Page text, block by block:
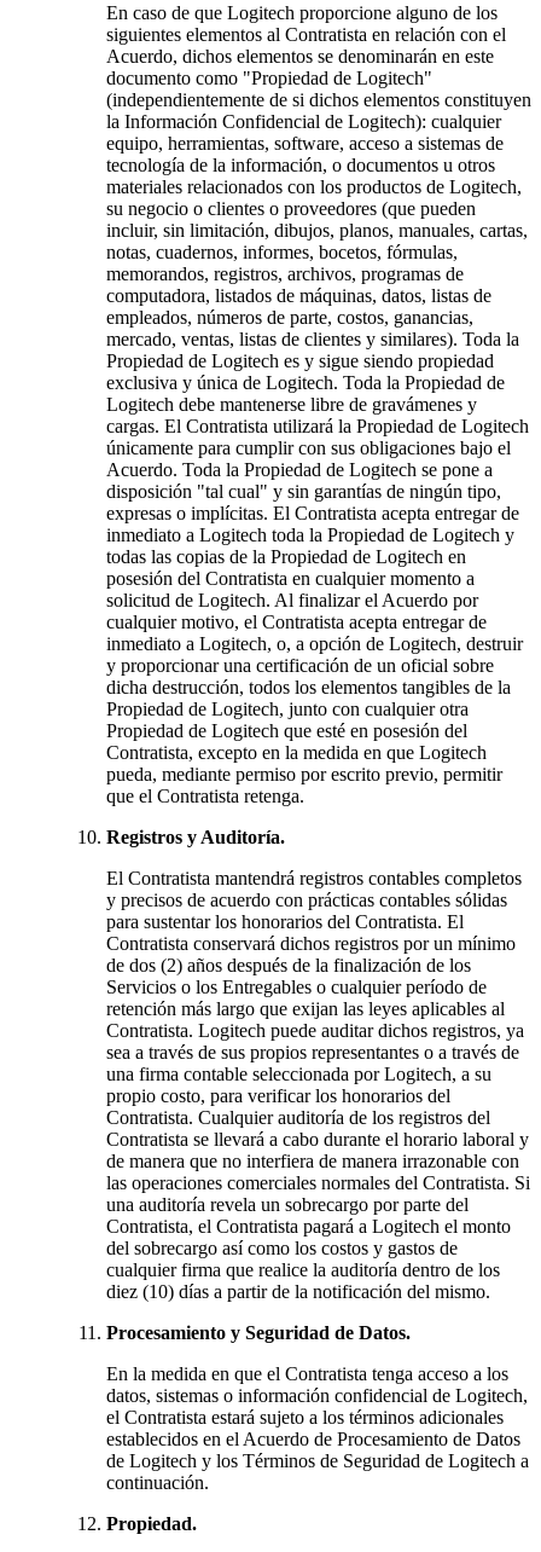
En caso de que Logitech proporcione alguno de los
siguientes elementos al Contratista en relación con el
Acuerdo, dichos elementos se denominarán en este
documento como "Propiedad de Logitech"
(independientemente de si dichos elementos constituyen
la Información Confidencial de Logitech): cualquier
equipo, herramientas, software, acceso a sistemas de
tecnología de la información, o documentos u otros
materiales relacionados con los productos de Logitech,
su negocio o clientes o proveedores (que pueden
incluir, sin limitación, dibujos, planos, manuales, cartas,
notas, cuadernos, informes, bocetos, fórmulas,
memorandos, registros, archivos, programas de
computadora, listados de máquinas, datos, listas de
empleados, números de parte, costos, ganancias,
mercado, ventas, listas de clientes y similares). Toda la
Propiedad de Logitech es y sigue siendo propiedad
exclusiva y única de Logitech. Toda la Propiedad de
Logitech debe mantenerse libre de gravámenes y
cargas. El Contratista utilizará la Propiedad de Logitech
únicamente para cumplir con sus obligaciones bajo el
Acuerdo. Toda la Propiedad de Logitech se pone a
disposición "tal cual" y sin garantías de ningún tipo,
expresas o implícitas. El Contratista acepta entregar de
inmediato a Logitech toda la Propiedad de Logitech y
todas las copias de la Propiedad de Logitech en
posesión del Contratista en cualquier momento a
solicitud de Logitech. Al finalizar el Acuerdo por
cualquier motivo, el Contratista acepta entregar de
inmediato a Logitech, o, a opción de Logitech, destruir
y proporcionar una certificación de un oficial sobre
dicha destrucción, todos los elementos tangibles de la
Propiedad de Logitech, junto con cualquier otra
Propiedad de Logitech que esté en posesión del
Contratista, excepto en la medida en que Logitech
pueda, mediante permiso por escrito previo, permitir
que el Contratista retenga.
Registros y Auditoría.
El Contratista mantendrá registros contables completos
y precisos de acuerdo con prácticas contables sólidas
para sustentar los honorarios del Contratista. El
Contratista conservará dichos registros por un mínimo
de dos (2) años después de la finalización de los
Servicios o los Entregables o cualquier período de
retención más largo que exijan las leyes aplicables al
Contratista. Logitech puede auditar dichos registros, ya
sea a través de sus propios representantes o a través de
una firma contable seleccionada por Logitech, a su
propio costo, para verificar los honorarios del
Contratista. Cualquier auditoría de los registros del
Contratista se llevará a cabo durante el horario laboral y
de manera que no interfiera de manera irrazonable con
las operaciones comerciales normales del Contratista. Si
una auditoría revela un sobrecargo por parte del
Contratista, el Contratista pagará a Logitech el monto
del sobrecargo así como los costos y gastos de
cualquier firma que realice la auditoría dentro de los
diez (10) días a partir de la notificación del mismo.
Procesamiento y Seguridad de Datos.
En la medida en que el Contratista tenga acceso a los
datos, sistemas o información confidencial de Logitech,
el Contratista estará sujeto a los términos adicionales
establecidos en el Acuerdo de Procesamiento de Datos
de Logitech y los Términos de Seguridad de Logitech a
continuación.
Propiedad.